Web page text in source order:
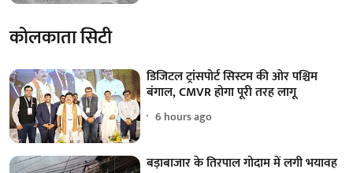
कोलकाता सिटी
डिजिटल ट्रांसपोर्ट सिस्टम की ओर पश्चिम
बंगाल, CMVR होगा पूरी तरह लागू
6 hours ago
बड़ाबाजार के तिरपाल गोदाम में लगी भयावह